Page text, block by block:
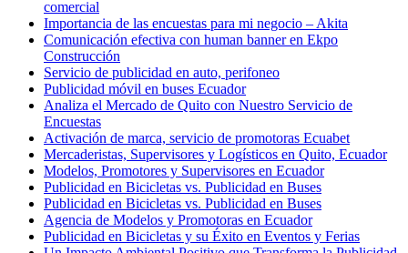
comercial
Importancia de las encuestas para mi negocio – Akita
Comunicación efectiva con human banner en Ekpo
Construcción
Servicio de publicidad en auto, perifoneo
Publicidad móvil en buses Ecuador
Analiza el Mercado de Quito con Nuestro Servicio de
Encuestas
Activación de marca, servicio de promotoras Ecuabet
Mercaderistas, Supervisores y Logísticos en Quito, Ecuador
Modelos, Promotores y Supervisores en Ecuador
Publicidad en Bicicletas vs. Publicidad en Buses
Publicidad en Bicicletas vs. Publicidad en Buses
Agencia de Modelos y Promotoras en Ecuador
Publicidad en Bicicletas y su Éxito en Eventos y Ferias